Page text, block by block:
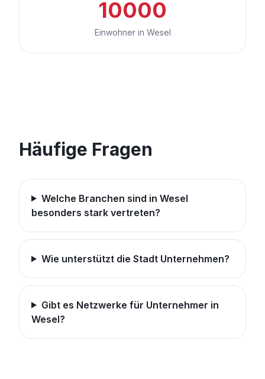
10000
Einwohner in Wesel
Häufige Fragen
Welche Branchen sind in Wesel
besonders stark vertreten?
Wie unterstützt die Stadt Unternehmen?
Gibt es Netzwerke für Unternehmer in
Wesel?